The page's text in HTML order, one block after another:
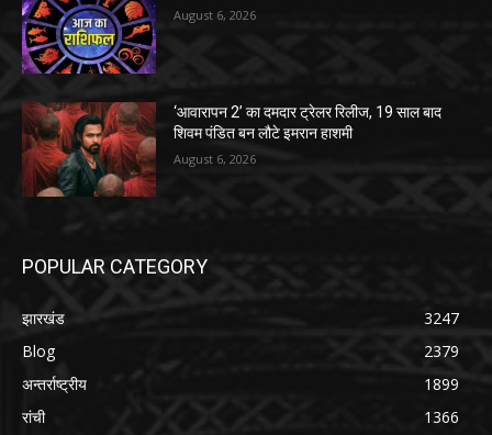
August 6, 2026
‘आवारापन 2’ का दमदार ट्रेलर रिलीज, 19 साल बाद
शिवम पंडित बन लौटे इमरान हाशमी
August 6, 2026
POPULAR CATEGORY
झारखंड
3247
Blog
2379
अन्तर्राष्ट्रीय
1899
रांची
1366